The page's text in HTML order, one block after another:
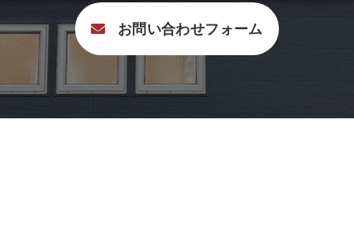
お問い合わせフォーム